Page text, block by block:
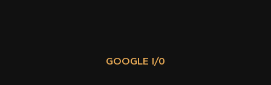
GOOGLE I/0